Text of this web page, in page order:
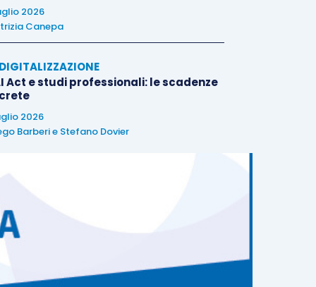
2026
Canepa
Act e studi professionali: le scadenze
2026
Barberie Stefano Dovier